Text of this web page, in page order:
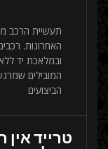
תעשיית הרכב
האחרונות.
ובמלאכת יד
המובילים
הביצועים
טרייד אין